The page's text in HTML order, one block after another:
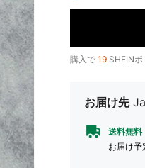
購入で 19 SHEIN
お届け先
送料無料
お届け予